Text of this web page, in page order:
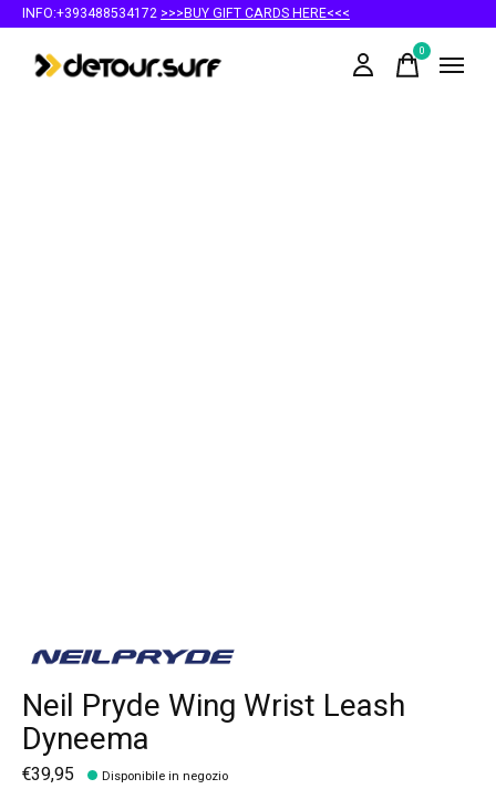
INFO:+393488534172 >>>BUY GIFT CARDS HERE<<<
0items
Neil Pryde Wing Wrist Leash
Dyneema
€39,95 Disponibile in negozio